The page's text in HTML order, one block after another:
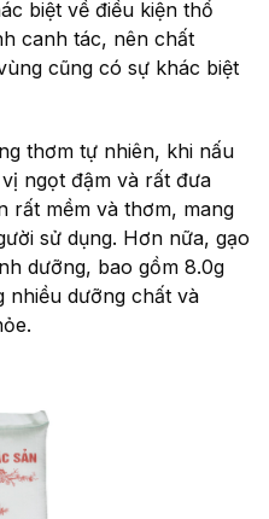
biệt về điều kiện thổ
canh tác, nên chất
cũng có sự khác biệt
thơm tự nhiên, khi nấu
ngọt đậm và rất đưa
rất mềm và thơm, mang
sử dụng. Hơn nữa, gạo
dưỡng, bao gồm 8.0g
nhiều dưỡng chất và